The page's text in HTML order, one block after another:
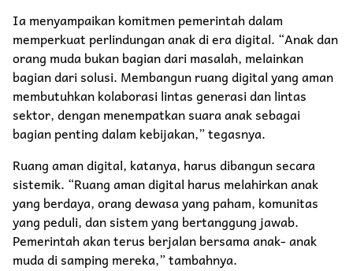
Ia menyampaikan komitmen pemerintah dalam
memperkuat perlindungan anak di era digital. “Anak dan
orang muda bukan bagian dari masalah, melainkan
bagian dari solusi. Membangun ruang digital yang aman
membutuhkan kolaborasi lintas generasi dan lintas
sektor, dengan menempatkan suara anak sebagai
bagian penting dalam kebijakan,” tegasnya.
Ruang aman digital, katanya, harus dibangun secara
sistemik. “Ruang aman digital harus melahirkan anak
yang berdaya, orang dewasa yang paham, komunitas
yang peduli, dan sistem yang bertanggung jawab.
Pemerintah akan terus berjalan bersama anak- anak
muda di samping mereka,” tambahnya.